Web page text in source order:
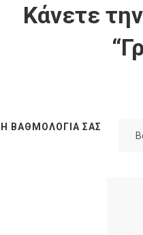
Κάνετε
Η ΒΑΘΜΟΛΟΓΊΑ ΣΑΣ